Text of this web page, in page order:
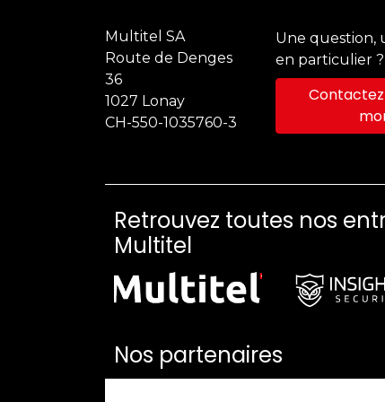
Multitel SA
Route de Denges
36
1027 Lonay
CH-550-1035760-3
Une question,
en particulier ?
Retrouvez toutes nos
Multitel
Nos partenaires